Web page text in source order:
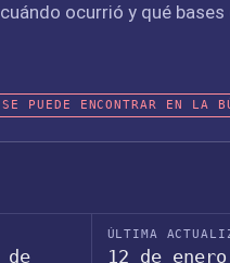
ocurrió y qué
PUEDE ENCONTRAR EN LA
ÚLTIMA
12 de